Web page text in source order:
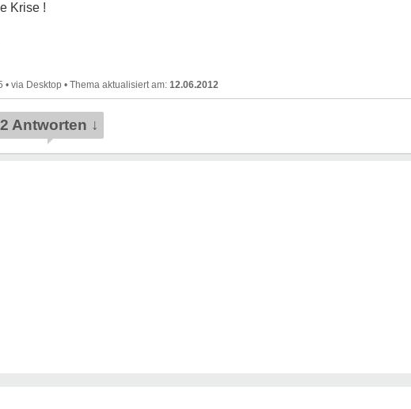
Krise !
• • 12.06.2012
2 Antworten ↓